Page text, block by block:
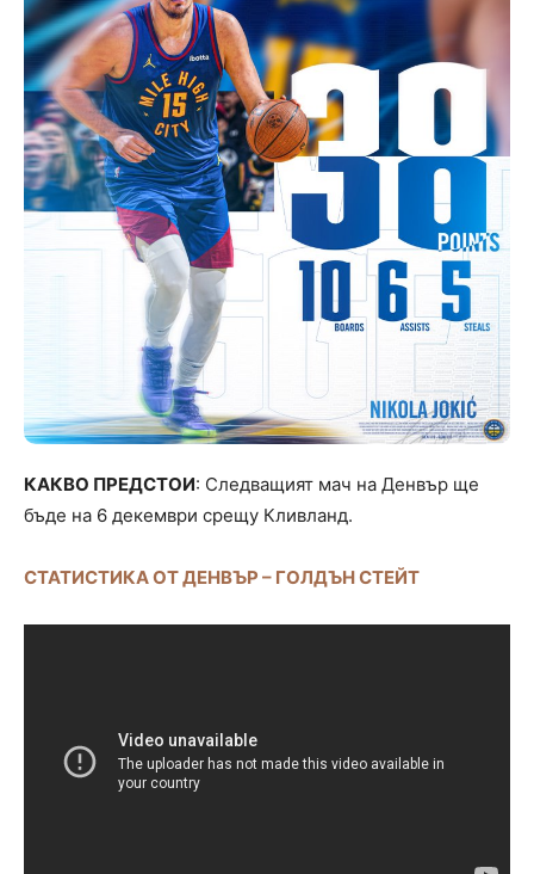
КАКВО ПРЕДСТОИ: Следващият мач на Денвър ще
бъде на 6 декември срещу Кливланд.
СТАТИСТИКА ОТ ДЕНВЪР – ГОЛДЪН СТЕЙТ